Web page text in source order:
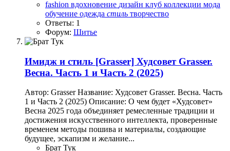
fashion вдохновение дизайн клуб коллекции мода
обучение одежда стиль творчество
Ответы: 1
Форум: Шитье
Имидж и стиль [Grasser] Худсовет Grasser.
Весна. Часть 1 и Часть 2 (2025)
Автор: Grasser Название: Худсовет Grasser. Весна. Часть
1 и Часть 2 (2025) Описание: О чем будет «Худсовет»
Весна 2025 года объединяет ремесленные традиции и
достижения искусственного интеллекта, проверенные
временем методы пошива и материалы, создающие
будущее, эскапизм и желание...
Брат Тук